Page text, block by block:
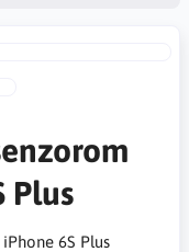
Plus
6S Plus